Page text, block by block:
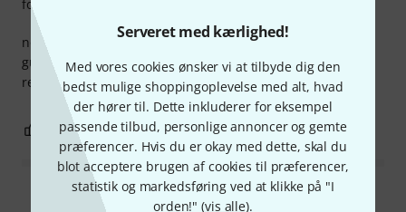
Serveret med kærlighed!
Med vores cookies ønsker vi at tilbyde dig den
bedst mulige shoppingoplevelse med alt, hvad
der hører til. Dette inkluderer for eksempel
passende tilbud, personlige annoncer og gemte
præferencer. Hvis du er okay med dette, skal du
blot acceptere brugen af cookies til præferencer,
statistik og markedsføring ved at klikke på "I
orden!" (vis alle).
now i can measure humidity in my studio and inside the
guitar case.
really amazing tool
forarbejdning
1 ANMELD BEDØMMELSE
Læs alle anmeldelser